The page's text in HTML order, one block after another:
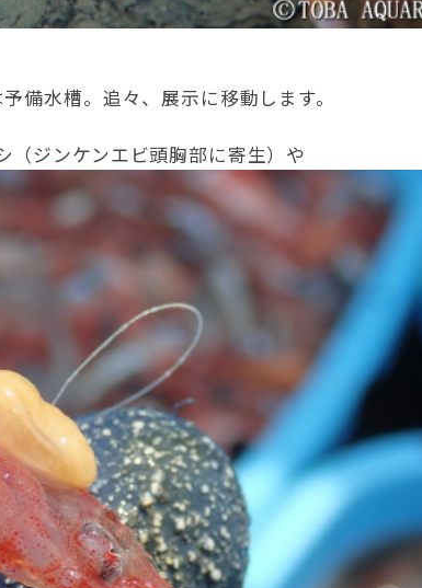
備水槽。追々、展示に移動します。
（ジンケンエビ頭胸部に寄生）や